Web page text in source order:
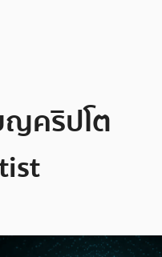
ญคริปโต